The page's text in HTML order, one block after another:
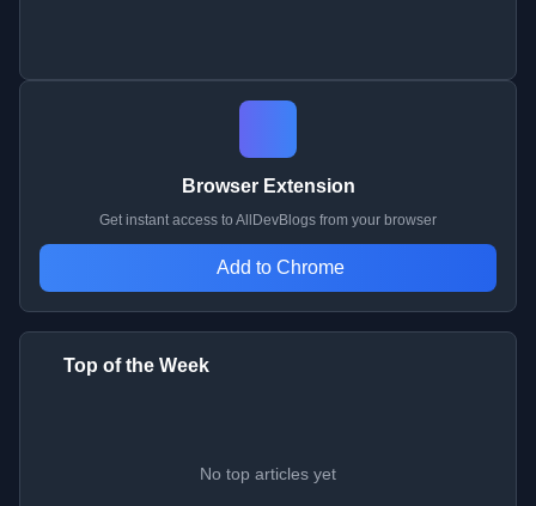
Browser Extension
Get instant access to AllDevBlogs from your browser
Add to Chrome
Top of the Week
No top articles yet